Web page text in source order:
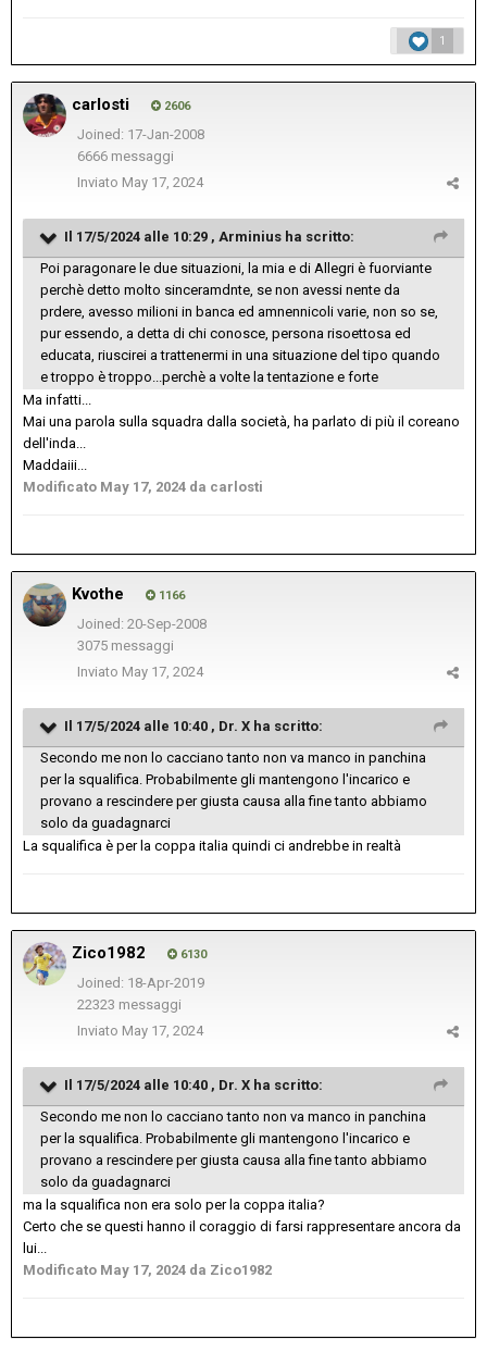
1
carlosti 2606
Joined: 17-Jan-2008
6666 messaggi
Inviato May 17, 2024
Il 17/5/2024 alle 10:29 , Arminius ha scritto:
Poi paragonare le due situazioni, la mia e di Allegri è fuorviante
perchè detto molto sinceramdnte, se non avessi nente da
prdere, avesso milioni in banca ed amnennicoli varie, non so se,
pur essendo, a detta di chi conosce, persona risoettosa ed
educata, riuscirei a trattenermi in una situazione del tipo quando
e troppo è troppo...perchè a volte la tentazione e forte
Ma infatti...
Mai una parola sulla squadra dalla società, ha parlato di più il coreano
dell'inda...
Maddaiii...
Modificato May 17, 2024 da carlosti
Kvothe 1166
Joined: 20-Sep-2008
3075 messaggi
Inviato May 17, 2024
Il 17/5/2024 alle 10:40 , Dr. X ha scritto:
Secondo me non lo cacciano tanto non va manco in panchina
per la squalifica. Probabilmente gli mantengono l'incarico e
provano a rescindere per giusta causa alla fine tanto abbiamo
solo da guadagnarci
La squalifica è per la coppa italia quindi ci andrebbe in realtà
Zico1982 6130
Joined: 18-Apr-2019
22323 messaggi
Inviato May 17, 2024
Il 17/5/2024 alle 10:40 , Dr. X ha scritto:
Secondo me non lo cacciano tanto non va manco in panchina
per la squalifica. Probabilmente gli mantengono l'incarico e
provano a rescindere per giusta causa alla fine tanto abbiamo
solo da guadagnarci
ma la squalifica non era solo per la coppa italia?
Certo che se questi hanno il coraggio di farsi rappresentare ancora da
lui...
Modificato May 17, 2024 da Zico1982